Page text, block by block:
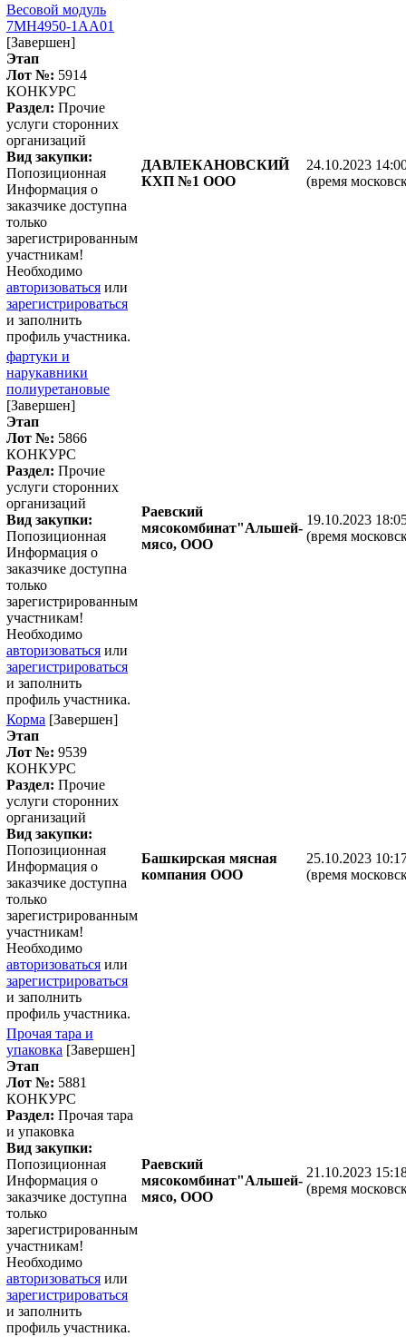
Весовой модуль
7МН4950-1АА01
[Завершен]
Этап
Лот №: 5914
КОНКУРС
Раздел: Прочие
услуги сторонних
организаций
Вид закупки:
Попозиционная
Информация о
заказчике доступна
только
зарегистрированным
участникам!
Необходимо
авторизоваться или
зарегистрироваться
и заполнить
профиль участника.
ДАВЛЕКАНОВСКИЙ
КХП №1 ООО
24.10.2023
(время
фартуки и
нарукавники
полиуретановые
[Завершен]
Этап
Лот №: 5866
КОНКУРС
Раздел: Прочие
услуги сторонних
организаций
Вид закупки:
Попозиционная
Информация о
заказчике доступна
только
зарегистрированным
участникам!
Необходимо
авторизоваться или
зарегистрироваться
и заполнить
профиль участника.
Раевский
мясокомбинат"Альшей-
мясо, ООО
19.10.2023
(время
Корма [Завершен]
Этап
Лот №: 9539
КОНКУРС
Раздел: Прочие
услуги сторонних
организаций
Вид закупки:
Попозиционная
Информация о
заказчике доступна
только
зарегистрированным
участникам!
Необходимо
авторизоваться или
зарегистрироваться
и заполнить
профиль участника.
Башкирская мясная
компания ООО
25.10.2023
(время
Прочая тара и
упаковка [Завершен]
Этап
Лот №: 5881
КОНКУРС
Раздел: Прочая тара
и упаковка
Вид закупки:
Попозиционная
Информация о
заказчике доступна
только
зарегистрированным
участникам!
Необходимо
авторизоваться или
зарегистрироваться
и заполнить
профиль участника.
Раевский
мясокомбинат"Альшей-
мясо, ООО
21.10.2023
(время